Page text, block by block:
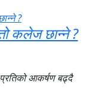
कलेज छान्ने ?
प्रतिको आकर्षण बढ्दै